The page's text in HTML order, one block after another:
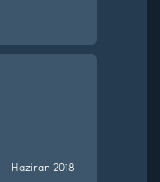
Haziran 2018